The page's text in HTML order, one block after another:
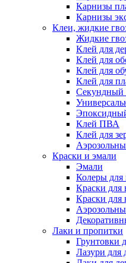
Карнизы
Карнизы
Клеи, жидкие
Жидкие
Клей для
Клей для
Клей для
Клей для
Секундный
Клей ПВА
Клей для
Краски и эмали
Эмали
Колеры для
Краски для
Краски для
Лаки и пропитки
Грунтовки
Лазури для